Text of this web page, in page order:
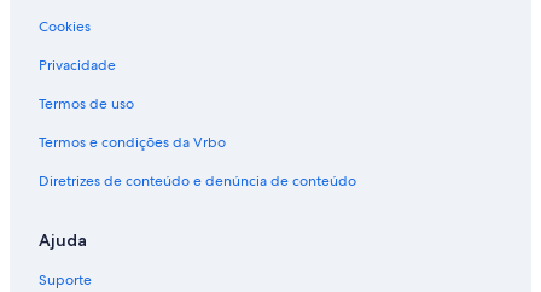
Cookies
Privacidade
Termos de uso
Termos e condições da Vrbo
Diretrizes de conteúdo e denúncia de conteúdo
Ajuda
Suporte